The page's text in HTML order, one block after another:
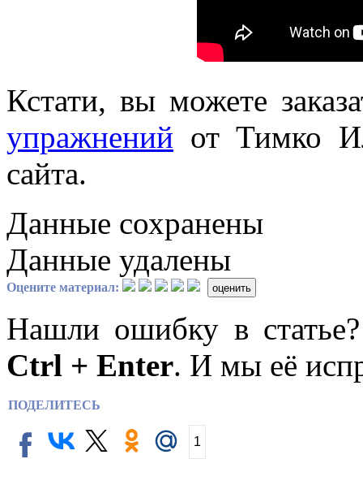
Кстати, вы можете
упражнений от Тимко
сайта.
Данные сохранены
Данные удалены
Оцените материал: оценить
Нашли ошибку в
Ctrl + Enter. И мы её
ПОДЕЛИТЕСЬ
1